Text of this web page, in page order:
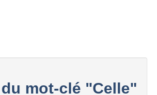
mot-clé "Celle"